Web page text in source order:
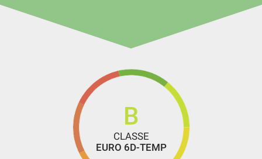
· Possibilità di finanziamento, anche con anticipo zero,
comprensivo di assicurazione Incendio/Furto
Le informazioni contenute nel sito web AUTOVERRI.IT ED
IN QUESTO ANNUNCIO sono state compilate con cura
affinché possano essere complete, tuttavia,essendo
B
CLASSE
EURO 6D-TEMP